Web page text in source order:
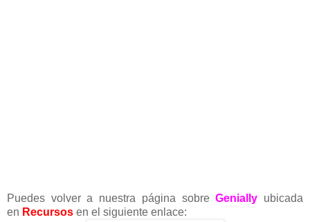
Puedes volver a nuestra página sobreGenially ubicada
en Recursos en el siguiente enlace: